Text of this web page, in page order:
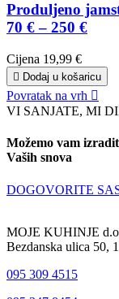
Produljeno
70 € – 250 €
Cijena 19,99 €
 Dodaj u košaricu
Povratak na vrh 
VI SANJATE, MI
Možemo vam
Vaših snova
DOGOVORITE
MOJE KUHINJE
Bezdanska ulica 50,
095 309 4515